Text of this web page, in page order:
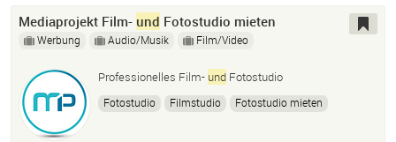
Mediaprojekt Film- und Fotostudio mieten
Werbung Audio/Musik Film/Video
Professionelles Film- und Fotostudio
Fotostudio Filmstudio
Fotostudio mieten